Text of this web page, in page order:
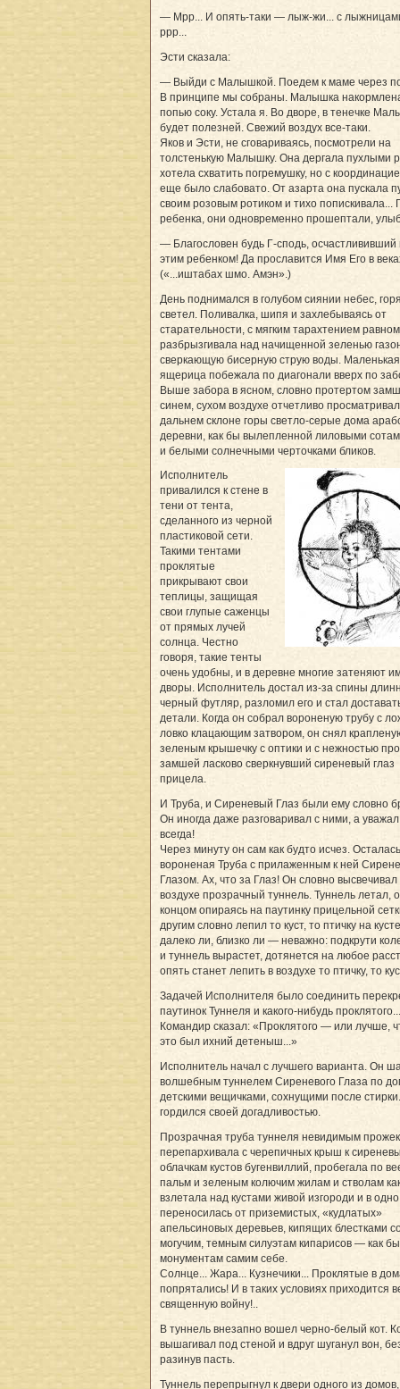
— Мрр... И опять-таки — лыж-жи... с
ррр...
Эсти сказала:
— Выйди с Малышкой. Поедем к маме через
В принципе мы собраны. Малышка
попью соку. Устала я. Во дворе, в тенечке
будет полезней. Свежий воздух все-таки.
Яков и Эсти, не сговариваясь, посмотрели на
толстенькую Малышку. Она дергала пухлыми
хотела схватить погремушку, но с
еще было слабовато. От азарта она пускала
своим розовым ротиком и тихо попискивала...
ребенка, они одновременно прошептали,
— Благословен будь Г-сподь, осчастлививший
этим ребенком! Да прославится Имя Его в
(«...иштабах шмо. Амэн».)
День поднимался в голубом сиянии небес,
светел. Поливалка, шипя и захлебываясь от
старательности, с мягким тарахтением
разбрызгивала над начищенной зеленью
сверкающую бисерную струю воды. Маленькая
ящерица побежала по диагонали вверх по
Выше забора в ясном, словно протертом
синем, сухом воздухе отчетливо
дальнем склоне горы светло-серые дома
деревни, как бы вылепленной лиловыми
и белыми солнечными черточками бликов.
Исполнитель
привалился к стене в
тени от тента,
сделанного из черной
пластиковой сети.
Такими тентами
проклятые
прикрывают свои
теплицы, защищая
свои глупые саженцы
от прямых лучей
солнца. Честно
говоря, такие тенты
очень удобны, и в деревне многие затеняют
дворы. Исполнитель достал из-за спины
черный футляр, разломил его и стал
детали. Когда он собрал вороненую трубу с
ловко клацающим затвором, он снял
зеленым крышечку с оптики и с нежностью
замшей ласково сверкнувший сиреневый глаз
прицела.
И Труба, и Сиреневый Глаз были ему словно
Он иногда даже разговаривал с ними, а
всегда!
Через минуту он сам как будто исчез.
вороненая Труба с прилаженным к ней
Глазом. Ах, что за Глаз! Он словно высвечивал
воздухе прозрачный туннель. Туннель летал,
концом опираясь на паутинку прицельной
другим словно лепил то куст, то птичку на
далеко ли, близко ли — неважно: подкрути
и туннель вырастет, дотянется на любое
опять станет лепить в воздухе то птичку, то
Задачей Исполнителя было соединить
паутинок Туннеля и какого-нибудь проклятого...
Командир сказал: «Проклятого — или лучше,
это был ихний детеныш...»
Исполнитель начал с лучшего варианта. Он
волшебным туннелем Сиреневого Глаза по
детскими вещичками, сохнущими после
гордился своей догадливостью.
Прозрачная труба туннеля невидимым
перепархивала с черепичных крыш к
облачкам кустов бугенвиллий, пробегала по
пальм и зеленым колючим жилам и стволам
взлетала над кустами живой изгороди и в
переносилась от приземистых, «кудлатых»
апельсиновых деревьев, кипящих блестками
могучим, темным силуэтам кипарисов — как бы
монументам самим себе.
Солнце... Жара... Кузнечики... Проклятые в
попрятались! И в таких условиях приходится
священную войну!..
В туннель внезапно вошел черно-белый кот.
вышагивал под стеной и вдруг шуганул вон,
разинув пасть.
Туннель перепрыгнул к двери одного из